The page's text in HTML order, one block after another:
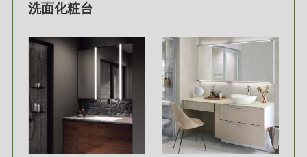
洗面化粧台